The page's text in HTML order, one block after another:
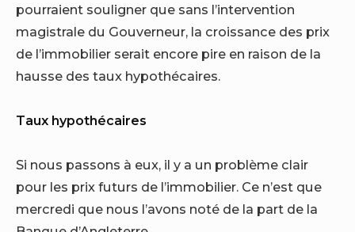
pourraient souligner que sans l’intervention
magistrale du Gouverneur, la croissance des prix
de l’immobilier serait encore pire en raison de la
hausse des taux hypothécaires.
Taux hypothécaires
Si nous passons à eux, il y a un problème clair
pour les prix futurs de l’immobilier. Ce n’est que
mercredi que nous l’avons noté de la part de la